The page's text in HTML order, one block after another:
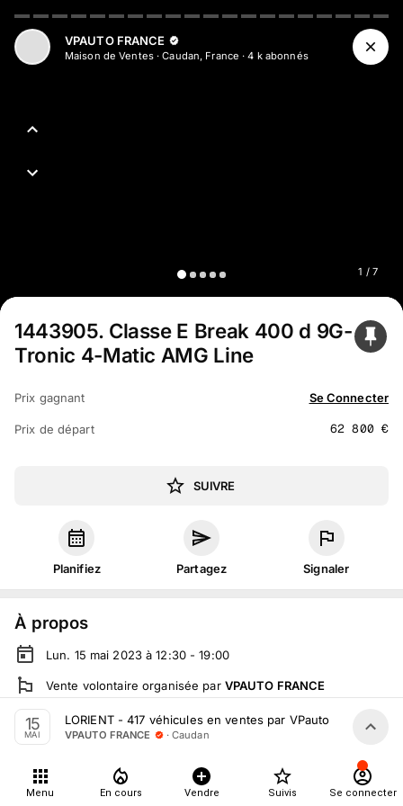
1 / 7
VPAUTO FRANCE
Maison de Ventes·Caudan, France ·4 kabonnés
1443905. Classe E Break 400 d 9G-
Tronic 4-Matic AMG Line
Prix gagnant Se Connecter
Prix de départ 62 800 €
SUIVRE
Planifiez Partagez Signaler
À propos
Lun. 15 mai 2023 à 12:30 - 19:00
Vente volontaire organisée par VPAUTO FRANCE
En salle :277 Rue de Kerpont, 56850 Caudan, France
En live
Tout le monde peut participer
15
MAI
LORIENT - 417 véhicules en ventes par VPauto le 15 Mai
VPAUTO FRANCE · Caudan
Menu En cours Vendre Suivis Se connecter